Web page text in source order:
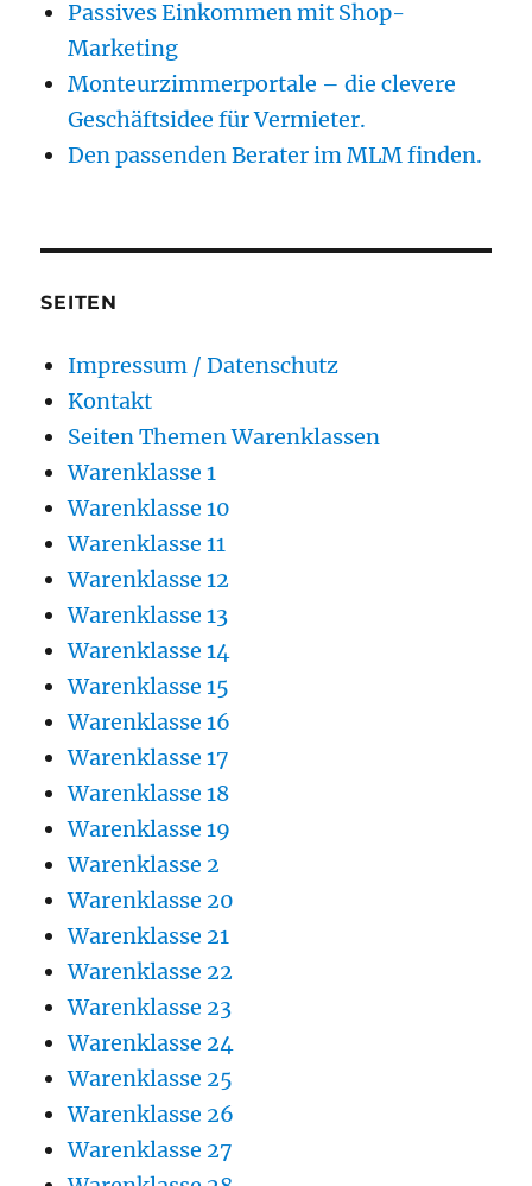
Passives Einkommen mit Shop-
Marketing
Monteurzimmerportale – die clevere
Geschäftsidee für Vermieter.
Den passenden Berater im MLM finden.
SEITEN
Impressum / Datenschutz
Kontakt
Seiten Themen Warenklassen
Warenklasse 1
Warenklasse 10
Warenklasse 11
Warenklasse 12
Warenklasse 13
Warenklasse 14
Warenklasse 15
Warenklasse 16
Warenklasse 17
Warenklasse 18
Warenklasse 19
Warenklasse 2
Warenklasse 20
Warenklasse 21
Warenklasse 22
Warenklasse 23
Warenklasse 24
Warenklasse 25
Warenklasse 26
Warenklasse 27